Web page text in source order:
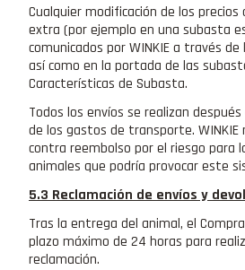
Cualquier modificación de los precios
extra (por ejemplo en una subasta
comunicados por WINKIE a través de
así como en la portada de las
Características de Subasta.
Todos los envíos se realizan
de los gastos de transporte. WINKIE
contra reembolso por el riesgo para
animales que podría provocar este
5.3 Reclamación de envíos y
Tras la entrega del animal, el
plazo máximo de 24 horas para
reclamación.